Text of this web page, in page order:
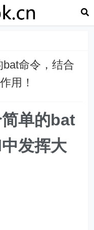
命令，结合
用！
单的bat
发挥大